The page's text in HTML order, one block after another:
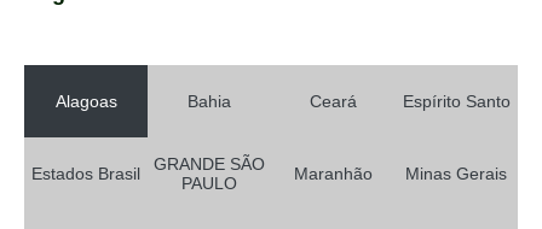
Alagoas Bahia Ceará Espírito Santo
Estados Brasil
GRANDE SÃO
PAULO
Maranhão Minas Gerais